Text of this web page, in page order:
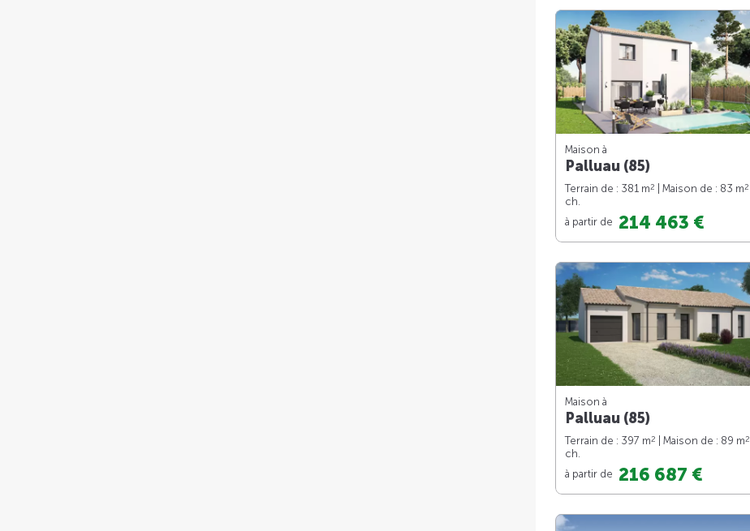
Maison à
Palluau (85)
Terrain de : 381 m2 | Maison de : 83 m2
ch.
à partir de 214 463 €
Maison à
Palluau (85)
Terrain de : 397 m2 | Maison de : 89 m2
ch.
à partir de 216 687 €